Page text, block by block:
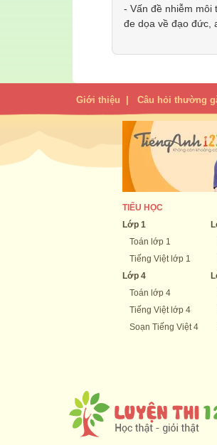
- Vấn đề nhiễm môi
đe dọa về đạo đức,
Giới thiệu Câu hỏi thường
TIỂU HỌC
Lớp 1
Toán lớp 1
Tiếng Việt lớp 1
Lớp 4
Toán lớp 4
Tiếng Việt lớp 4
Soạn Tiếng Việt 4